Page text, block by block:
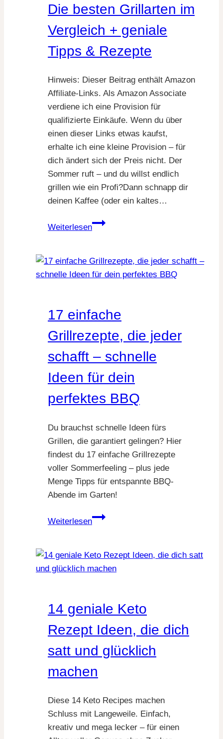
alle
–
und
vermeidest
sie
Die besten Grillarten im
Vergleich + geniale
Tipps & Rezepte
Hinweis: Dieser Beitrag enthält Amazon
Affiliate-Links. Als Amazon Associate
verdiene ich eine Provision für
qualifizierte Einkäufe. Wenn du über
einen dieser Links etwas kaufst,
erhalte ich eine kleine Provision – für
dich ändert sich der Preis nicht. Der
Sommer ruft – und du willst endlich
grillen wie ein Profi?Dann schnapp dir
deinen Kaffee (oder ein kaltes…
Weiterlesen
Grillen
Profi:
Die
im
Vergleich
+
geniale
Tipps
&
Rezepte
17 einfache
Grillrezepte, die jeder
schafft – schnelle
Ideen für dein
perfektes BBQ
Du brauchst schnelle Ideen fürs
Grillen, die garantiert gelingen? Hier
findest du 17 einfache Grillrezepte
voller Sommerfeeling – plus jede
Menge Tipps für entspannte BBQ-
Abende im Garten!
Weiterlesen
17
die
jeder
schnelle
Ideen
für
dein
BBQ
14 geniale Keto
Rezept Ideen, die dich
satt und glücklich
machen
Diese 14 Keto Recipes machen
Schluss mit Langeweile. Einfach,
kreativ und mega lecker – für einen